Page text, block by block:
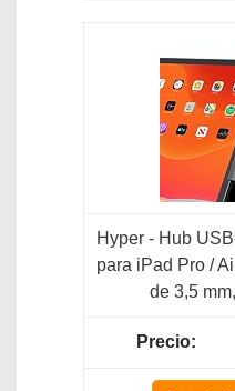
Hyper - Hub
para iPad Pro /
de 3,5